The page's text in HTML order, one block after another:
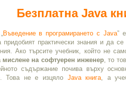
Безплатна Java
Въведение в програмирането с Java”
придобият практически знания и да
Ако търсите учебник, който не
мислене на софтуерен инженер , то
съдържание почива върху
Това не е изцяло Java книга , a